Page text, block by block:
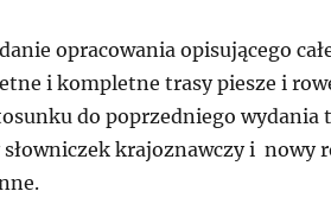
opracowania opisującego
i kompletne trasy piesze i
do poprzedniego wydania
krajoznawczy i nowy